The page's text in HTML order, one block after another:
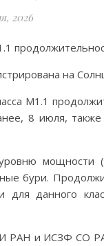
2026
M1.1
8 июля,
мощности
бури.
для данного
РАН и ИСЗФ СО